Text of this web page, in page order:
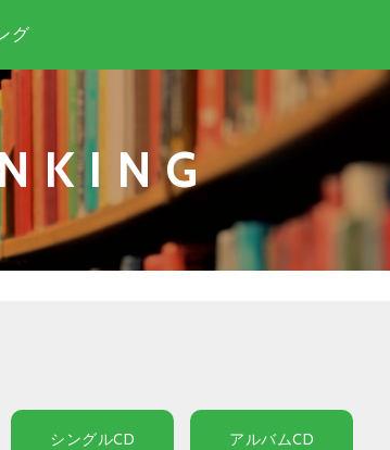
グ
シングルCD アルバムCD